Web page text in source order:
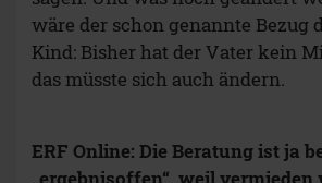
wäre der schon genannte Bezug
Kind: Bisher hat der Vater kein
das müsste sich auch ändern.
ERF Online: Die Beratung ist ja